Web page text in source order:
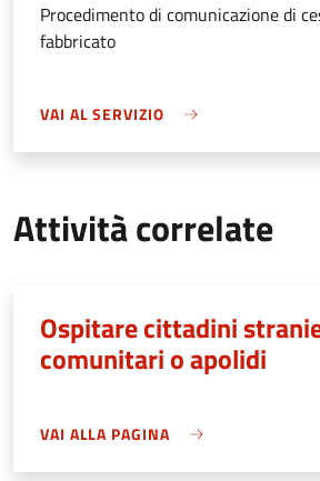
Procedimento di comunicazione di
fabbricato
VAI AL SERVIZIO
Attività correlate
Ospitare cittadini
comunitari o apolidi
VAI ALLA PAGINA